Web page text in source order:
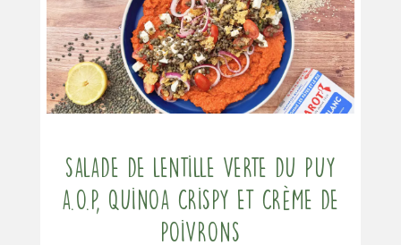
Salade de Lentille verte du Puy
A.O.P, quinoa crispy et crème de
poivrons